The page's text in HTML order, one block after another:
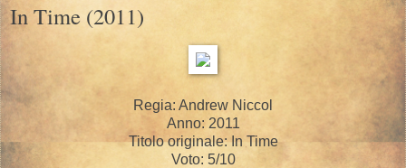
In Time (2011)
Regia: Andrew Niccol
Anno: 2011
Titolo originale: In Time
Voto: 5/10